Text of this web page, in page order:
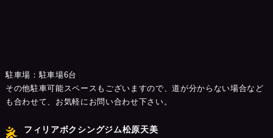
駐車場：駐車場6台
その他駐車可能スペースもございますので、道が分からない場合など
も合わせて、お気軽にお問い合わせ下さい。
フィリアボクシングジム松原天美